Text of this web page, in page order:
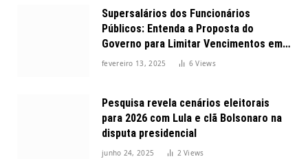
Supersalários dos Funcionários
Públicos: Entenda a Proposta do
Governo para Limitar Vencimentos em
2025
fevereiro 13, 2025 6Views
Pesquisa revela cenários eleitorais
para 2026 com Lula e clã Bolsonaro na
disputa presidencial
junho 24, 2025 2Views